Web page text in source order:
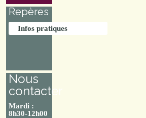
Repères
Infos pratiques
Nous
contacter
Mardi :
8h30-12h00